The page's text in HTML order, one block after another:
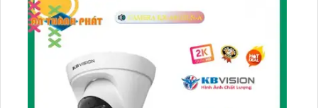
bảo không giảm chất lượng truyền tải. Thiết kế nhỏ
gọn, chất liệu cao cấp, 2 mắt thu âm và loa rõ ràng,
CS-H7c-R100-8G44WF là sự lựa chọn hoàn hảo cho
nhu cầu giám sát an ninh tại gia đình hoặc văn